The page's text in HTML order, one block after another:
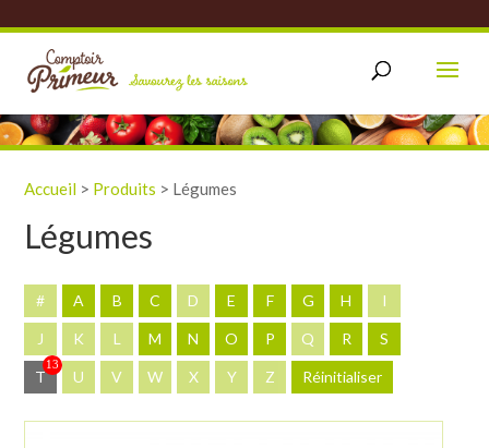
Accueil > Produits > Légumes
Légumes
# A B C D E F G H I
J K L M N O P Q R S
T
13
U V W X Y Z Réinitialiser